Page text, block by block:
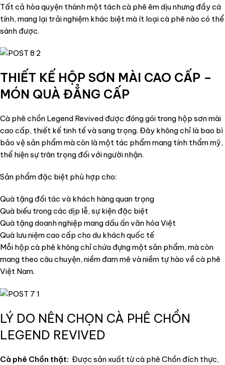
Tất cả hòa quyện thành một tách cà phê êm dịu nhưng đầy cá
tính, mang lại trải nghiệm khác biệt mà ít loại cà phê nào có thể
sánh được.
THIẾT KẾ HỘP SƠN MÀI CAO CẤP –
MÓN QUÀ ĐẲNG CẤP
Cà phê chồn Legend Revived được đóng gói trong hộp sơn mài
cao cấp, thiết kế tinh tế và sang trọng. Đây không chỉ là bao bì
bảo vệ sản phẩm mà còn là một tác phẩm mang tính thẩm mỹ,
thể hiện sự trân trọng đối với người nhận.
Sản phẩm đặc biệt phù hợp cho:
Quà tặng đối tác và khách hàng quan trọng
Quà biếu trong các dịp lễ, sự kiện đặc biệt
Quà tặng doanh nghiệp mang dấu ấn văn hóa Việt
Quà lưu niệm cao cấp cho du khách quốc tế
Mỗi hộp cà phê không chỉ chứa đựng một sản phẩm, mà còn
mang theo câu chuyện, niềm đam mê và niềm tự hào về cà phê
Việt Nam.
LÝ DO NÊN CHỌN CÀ PHÊ CHỒN
LEGEND REVIVED
Cà phê Chồn thật: Được sản xuất từ cà phê Chồn đích thực,